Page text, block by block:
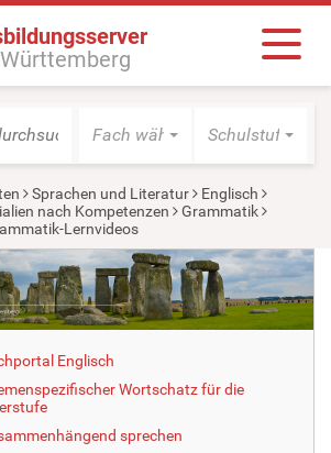
Fach wählen Schulstufe
Sprachen und Literatur
Englisch
nach Kompetenzen
Grammatik
Lernvideos
Englisch
Wortschatz für die
sprechen